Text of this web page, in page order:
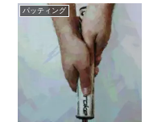
パッティング